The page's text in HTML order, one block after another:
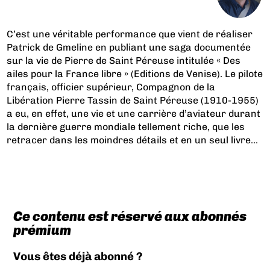
C’est une véritable performance que vient de réaliser
Patrick de Gmeline en publiant une saga documentée
sur la vie de Pierre de Saint Péreuse intitulée « Des
ailes pour la France libre » (Editions de Venise). Le pilote
français, officier supérieur, Compagnon de la
Libération Pierre Tassin de Saint Péreuse (1910-1955)
a eu, en effet, une vie et une carrière d’aviateur durant
la dernière guerre mondiale tellement riche, que les
retracer dans les moindres détails et en un seul livre...
Ce contenu est réservé aux abonnés
prémium
Vous êtes déjà abonné ?